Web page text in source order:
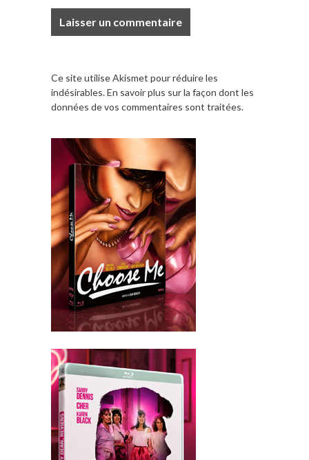
Ce site utilise Akismet pour réduire les
indésirables.En savoir plus sur la façon dont les
données de vos commentaires sont traitées.